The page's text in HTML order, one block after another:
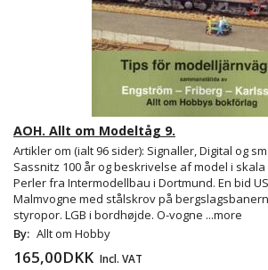
AOH. Allt om Modeltåg 9.
Artikler om (ialt 96 sider): Signaller, Digital og
Sassnitz 100 år og beskrivelse af model i skala
Perler fra Intermodellbau i Dortmund. En bid
Malmvogne med stålskrov på
styropor. LGB i bordhøjde. O-vogne ...more
By: Allt om Hobby
165,00DKK Incl. VAT